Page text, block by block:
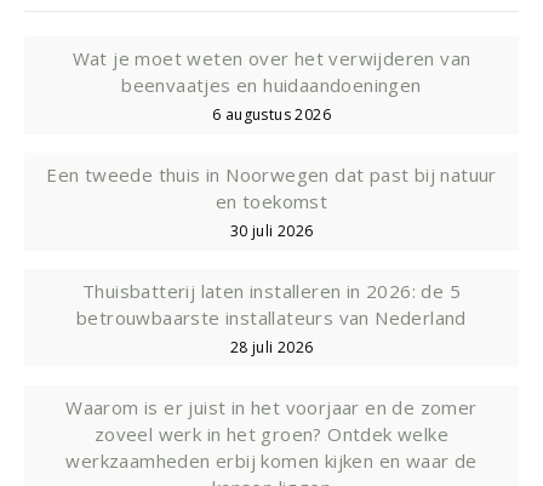
Wat je moet weten over het verwijderen van
beenvaatjes en huidaandoeningen
6 augustus 2026
Een tweede thuis in Noorwegen dat past bij natuur
en toekomst
30 juli 2026
Thuisbatterij laten installeren in 2026: de 5
betrouwbaarste installateurs van Nederland
28 juli 2026
Waarom is er juist in het voorjaar en de zomer
zoveel werk in het groen? Ontdek welke
werkzaamheden erbij komen kijken en waar de